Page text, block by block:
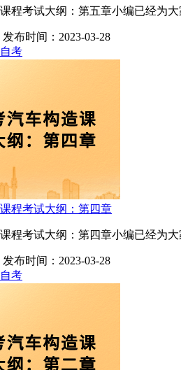
程考试大纲：第五章小编已经为
发布时间：2023-03-28
考
程考试大纲：第四章
程考试大纲：第四章小编已经为
发布时间：2023-03-28
考